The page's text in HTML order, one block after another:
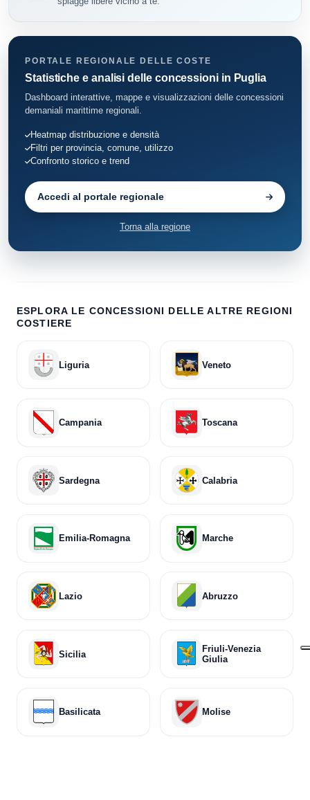
Zapponeta
PORTALE REGIONALE DELLE COSTE
Statistiche e analisi delle concessioni in Puglia
Dashboard interattive, mappe e visualizzazioni delle concessioni
demaniali marittime regionali.
Heatmap distribuzione e densità
Filtri per provincia, comune, utilizzo
Confronto storico e trend
Accedi al portale regionale
Torna alla regione
ESPLORA LE CONCESSIONI DELLE ALTRE REGIONI
COSTIERE
Liguria Veneto
Campania Toscana
Sardegna Calabria
Emilia-Romagna Marche
Lazio Abruzzo
Sicilia
Friuli-Venezia
Giulia
Basilicata Molise